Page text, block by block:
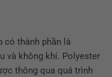
thành phần là
và không khí. Polyester
thông qua quá trình